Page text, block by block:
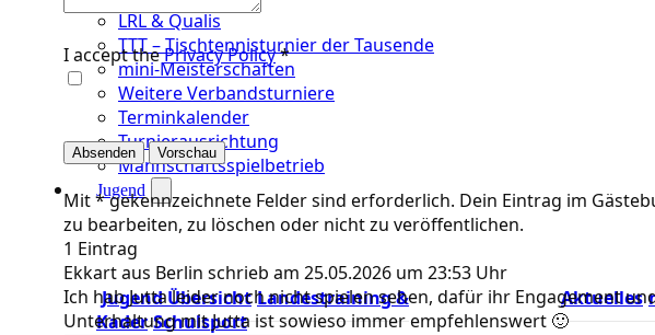
LRL & Qualis
TTT – Tischtennisturnier der Tausende
mini-Meisterschaften
Weitere Verbandsturniere
Terminkalender
Turnierausrichtung
Mannschaftsspielbetrieb
Jugend
Jugend Übersicht Landestraining &
Kader Schulsport
Aktuelles
I accept thePrivacy Policy*
Mit * gekennzeichnete Felder sind erforderlich. Dein Eintrag im
zu bearbeiten, zu löschen oder nicht zu veröffentlichen.
1 Eintrag
Ekkartaus Berlin schrieb am 25.05.2026 um 23:53 Uhr
Ich hab Jutta leider noch nicht spielen sehen, dafür ihr Engagement
Unterhaltung mit Jutta ist sowieso immer empfehlenswert 🙂